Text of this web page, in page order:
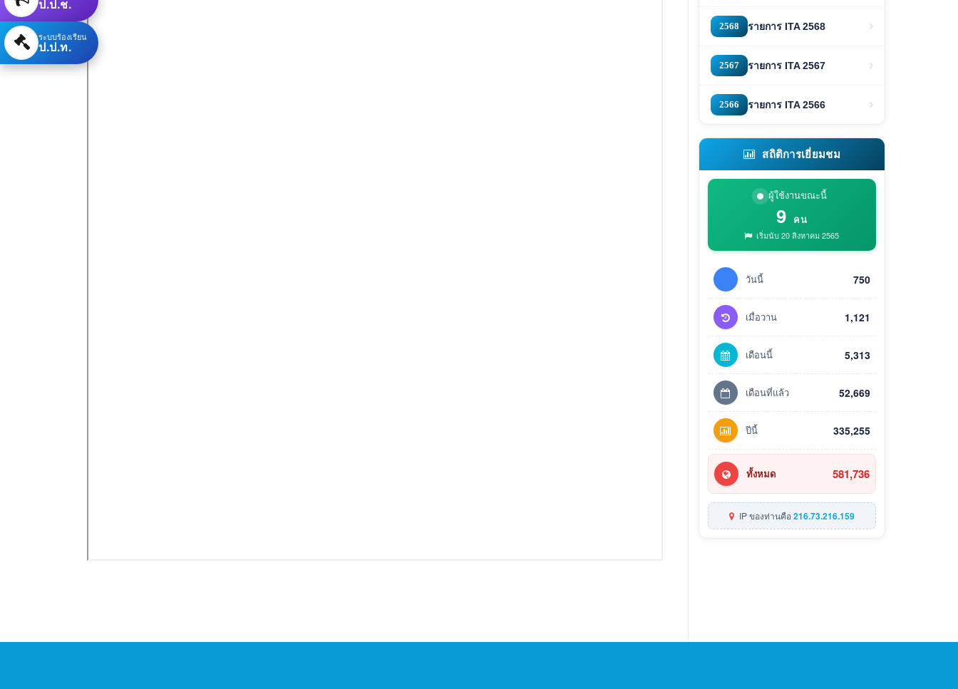
2568 รายการ ITA 2568
2567 รายการ ITA 2567
2566 รายการ ITA 2566
สถิติการเยี่ยมชม
ผู้ใช้งานขณะนี้
9 คน
เริ่มนับ 20 สิงหาคม 2565
วันนี้ 750
เมื่อวาน 1,121
เดือนนี้ 5,313
เดือนที่แล้ว 52,669
ปีนี้ 335,255
ทั้งหมด 581,736
IP ของท่านคือ216.73.216.159
ป.ป.ช.
ระบบร้องเรียน
ป.ป.ท.